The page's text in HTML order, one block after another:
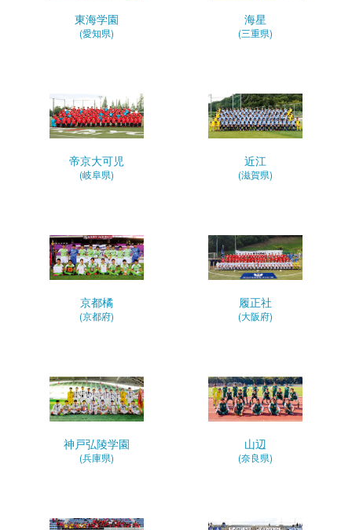
東海学園
(愛知県)
海星
(三重県)
帝京大可児
(岐阜県)
近江
(滋賀県)
京都橘
(京都府)
履正社
(大阪府)
神戸弘陵学園
(兵庫県)
山辺
(奈良県)